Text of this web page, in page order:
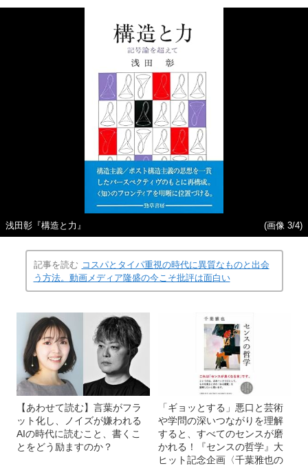
浅田彰『構造と力』 (画像 3/4)
記事を読む コスパとタイパ重視の時代に異質なものと出会
う方法。動画メディア隆盛の今こそ批評は面白い
【あわせて読む】言葉がフラ
ット化し、ノイズが嫌われる
AIの時代に読むこと、書くこ
とをどう励ますのか？
「ギョッとする」悪口と芸術
や学問の深いつながりを理解
すると、すべてのセンスが磨
かれる！『センスの哲学』大
ヒット記念企画〈千葉雅也の